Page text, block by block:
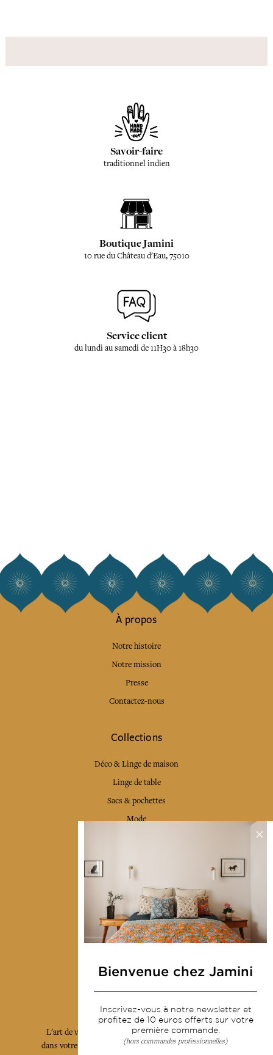
Savoir-faire
traditionnel indien
Boutique Jamini
10 rue du Château d'Eau, 75010
Service client
du lundi au samedi de 11H30 à 18h30
À propos
Notre histoire
Notre mission
Presse
Contactez-nous
Collections
Déco & Linge de maison
Linge de table
Sacs & pochettes
Mode
Livraison & retour
CGV
Devenir revendeur
Notre communauté
L'art de vivre JAMINI raconté avec poésie et élégance
dans votre boîte mail. Inscrivez vous à notre newsletter
Bienvenue chez Jamini
Inscrivez-vous à notre newsletter et
profitez de 10 euros offerts sur votre
première commande.
(hors commandes professionnelles)